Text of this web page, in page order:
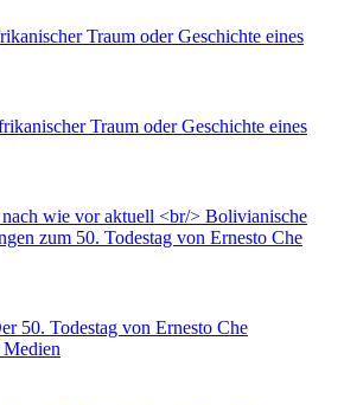
Traum oder Geschichte eines
Traum oder Geschichte eines
nach wie vor aktuell <br/> Bolivianische
zum 50. Todestag von Ernesto Che
50. Todestag von Ernesto Che